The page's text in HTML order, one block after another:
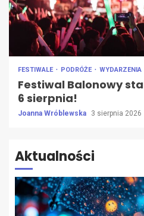
FESTIWALE PODRÓŻE WYDARZENIA
Festiwal Balonowy
6 sierpnia!
Joanna Wróblewska 3 sierpnia 2026
Aktualności